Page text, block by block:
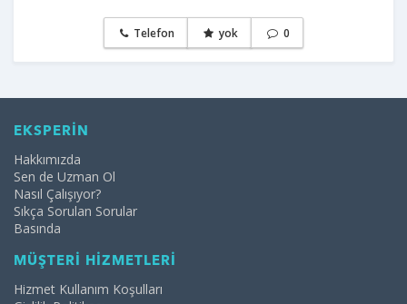
Telefon yok 0
EKSPERİN
Hakkımızda
Sen de Uzman Ol
Nasıl Çalışıyor?
Sıkça Sorulan Sorular
Basında
MÜŞTERİ HİZMETLERİ
Hizmet Kullanım Koşulları